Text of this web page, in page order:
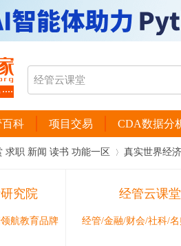
科 项目交易 CDA数据分
求职 新闻 读书 功能一区 真实世界经
究院
航教育品牌
经管云课堂
经管/金融/财会/社科/